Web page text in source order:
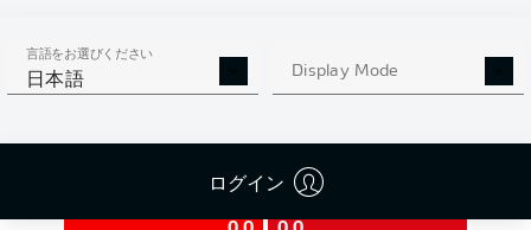
言語をお選びください
日本語 Display Mode
ログイン
0
0 % 成功率 0 %
PASS EFFICIENCY